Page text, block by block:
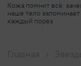
Йога на крыше этим
7 причин перебороть
и попробовать
Главная